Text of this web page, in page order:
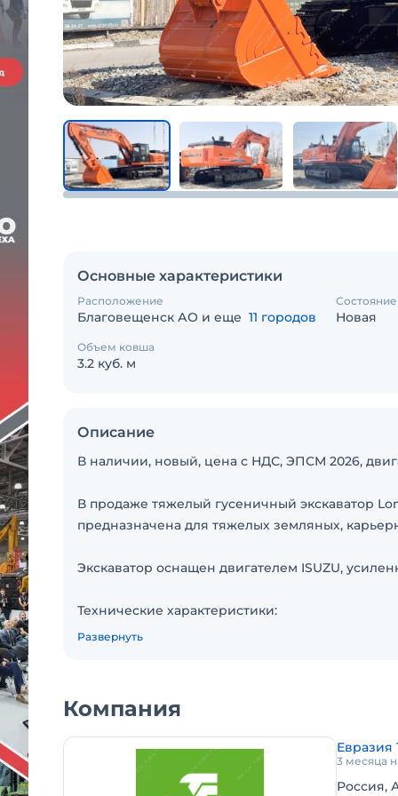
Основные характеристики
Расположение
Благовещенск АО и еще 11 городов Новая
Объем ковша
3.2 куб. м
Описание
В наличии, новый, цена с НДС, ЭПСМ 2026,
В продаже тяжелый гусеничный экскаватор
предназначена для тяжелых земляных,
Экскаватор оснащен двигателем ISUZU,
Технические характеристики:
— Эксплуатационная масса: 51 000 кг
— Стрела: 7000 мм
— Рукоять: 2800 мм
— Топливный бак: 680 л
Развернуть
Компания
Евразия
3 месяца
Россия,